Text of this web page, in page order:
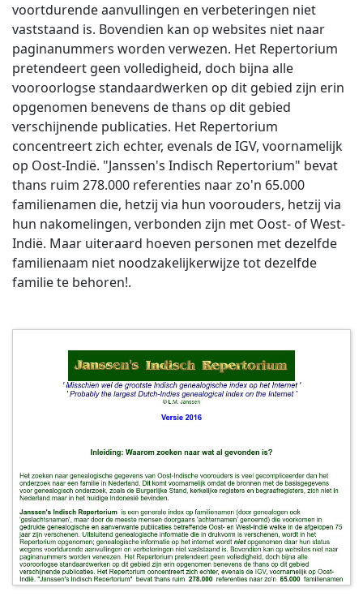
voortdurende aanvullingen en verbeteringen niet
vaststaand is. Bovendien kan op websites niet naar
paginanummers worden verwezen. Het Repertorium
pretendeert geen volledigheid, doch bijna alle
vooroorlogse standaardwerken op dit gebied zijn erin
opgenomen benevens de thans op dit gebied
verschijnende publicaties. Het Repertorium
concentreert zich echter, evenals de IGV, voornamelijk
op Oost-Indië. "Janssen's Indisch Repertorium" bevat
thans ruim 278.000 referenties naar zo'n 65.000
familienamen die, hetzij via hun voorouders, hetzij via
hun nakomelingen, verbonden zijn met Oost- of West-
Indië. Maar uiteraard hoeven personen met dezelfde
familienaam niet noodzakelijkerwijze tot dezelfde
familie te behoren!.